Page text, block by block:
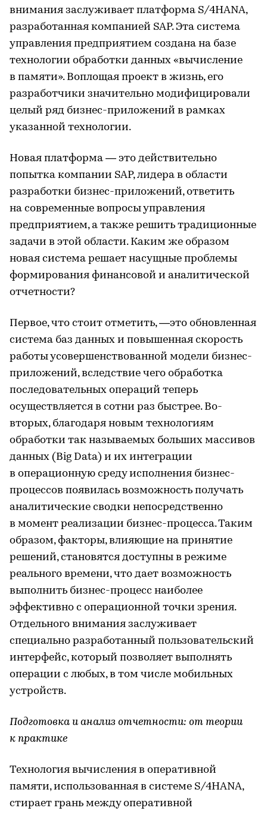
внимания заслуживает платформа S/4HANA,
разработанная компанией SAP. Эта система
управления предприятием создана на базе
технологии обработки данных «вычисление
в памяти». Воплощая проект в жизнь, его
разработчики значительно модифицировали
целый ряд бизнес-приложений в рамках
указанной технологии.
Новая платформа — это действительно
попытка компании SAP, лидера в области
разработки бизнес-приложений, ответить
на современные вопросы управления
предприятием, а также решить традиционные
задачи в этой области. Каким же образом
новая система решает насущные проблемы
формирования финансовой и аналитической
отчетности?
Первое, что стоит отметить, —это обновленная
система баз данных и повышенная скорость
работы усовершенствованной модели бизнес-
приложений, вследствие чего обработка
последовательных операций теперь
осуществляется в сотни раз быстрее. Во-
вторых, благодаря новым технологиям
обработки так называемых больших массивов
данных (Big Data) и их интеграции
в операционную среду исполнения бизнес-
процессов появилась возможность получать
аналитические сводки непосредственно
в момент реализации бизнес-процесса. Таким
образом, факторы, влияющие на принятие
решений, становятся доступны в режиме
реального времени, что дает возможность
выполнить бизнес-процесс наиболее
эффективно с операционной точки зрения.
Отдельного внимания заслуживает
специально разработанный пользовательский
интерфейс, который позволяет выполнять
операции с любых, в том числе мобильных
устройств.
Подготовка и анализ отчетности: от теории
к практике
Технология вычисления в оперативной
памяти, использованная в системе S/4HANA,
стирает грань между оперативной